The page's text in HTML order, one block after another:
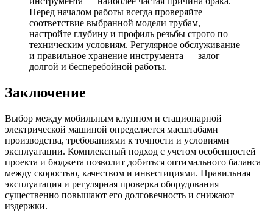
Перед началом работы всегда проверяйте
соответствие выбранной модели трубам,
настройте глубину и профиль резьбы строго по
техническим условиям. Регулярное обслуживание
и правильное хранение инструмента — залог
долгой и бесперебойной работы.
Заключение
Выбор между мобильным клуппом и стационарной
электрической машиной определяется масштабами
производства, требованиями к точности и условиями
эксплуатации. Комплексный подход с учетом особенностей
проекта и бюджета позволит добиться оптимального баланса
между скоростью, качеством и инвестициями. Правильная
эксплуатация и регулярная проверка оборудования
существенно повышают его долговечность и снижают
издержки.